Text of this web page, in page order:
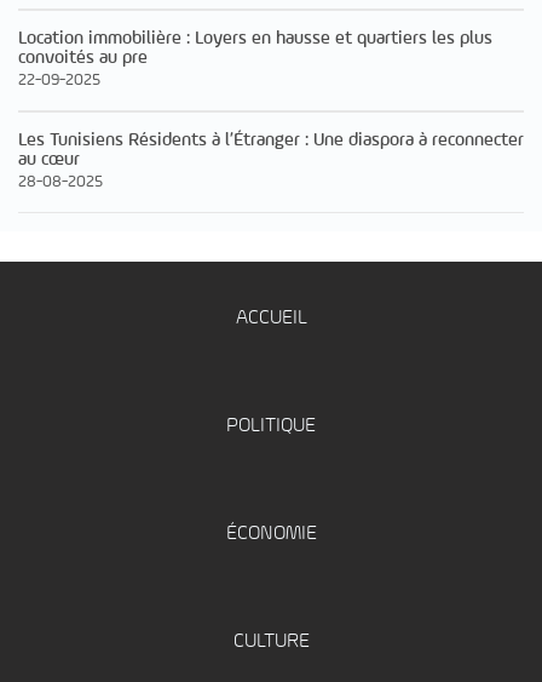
Location immobilière : Loyers en hausse et quartiers les plus
convoités au pre
22-09-2025
Les Tunisiens Résidents à l’Étranger : Une diaspora à reconnecter
au cœur
28-08-2025
ACCUEIL
POLITIQUE
ÉCONOMIE
CULTURE